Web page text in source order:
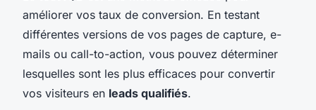
améliorer vos taux de conversion. En testant
différentes versions de vos pages de capture, e-
mails ou call-to-action, vous pouvez déterminer
lesquelles sont les plus efficaces pour convertir
vos visiteurs en leads qualifiés.